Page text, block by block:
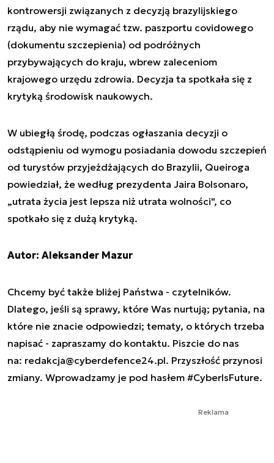
kontrowersji związanych z decyzją brazylijskiego
rządu, aby nie wymagać tzw. paszportu covidowego
(dokumentu szczepienia) od podróżnych
przybywających do kraju, wbrew zaleceniom
krajowego urzędu zdrowia. Decyzja ta spotkała się z
krytyką środowisk naukowych.
W ubiegłą środę, podczas ogłaszania decyzji o
odstąpieniu od wymogu posiadania dowodu szczepień
od turystów przyjeżdżających do Brazylii, Queiroga
powiedział, że według prezydenta Jaira Bolsonaro,
„utrata życia jest lepsza niż utrata wolności", co
spotkało się z dużą krytyką.
Autor: Aleksander Mazur
Chcemy być także bliżej Państwa - czytelników.
Dlatego, jeśli są sprawy, które Was nurtują; pytania, na
które nie znacie odpowiedzi; tematy, o których trzeba
napisać - zapraszamy do kontaktu. Piszcie do nas
na: redakcja@cyberdefence24.pl. Przyszłość przynosi
zmiany. Wprowadzamy je pod hasłem #CyberIsFuture.
Reklama